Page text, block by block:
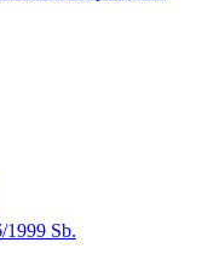
1999 Sb.